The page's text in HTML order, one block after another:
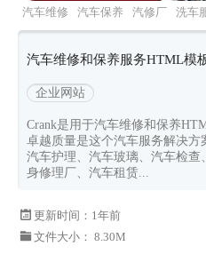
汽车维修 汽车保养 汽修厂 洗车
汽车维修和保养服务HTML模
企业网站
Crank是用于汽车维修和保养
卓越质量是这个汽车服务解决
汽车护理、汽车玻璃、汽车检
身修理厂、汽车租赁...
更新时间： 1年前
文件大小： 8.30M